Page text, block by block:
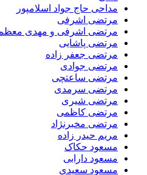
مداحی حاج جواد اسلامپور
مرتضی اشرفی
مرتضی اشرفی و مهدی
مرتضی پاشایی
مرتضی جعفر زاده
مرتضی جوادی
مرتضی ساعتچی
مرتضی سرمدی
مرتضی شیری
مرتضی کاظمی
مرتضی مخبرنژاد
مریم حیدر زاده
مسعود حکاک
مسعود دارابی
مسعود سعیدی